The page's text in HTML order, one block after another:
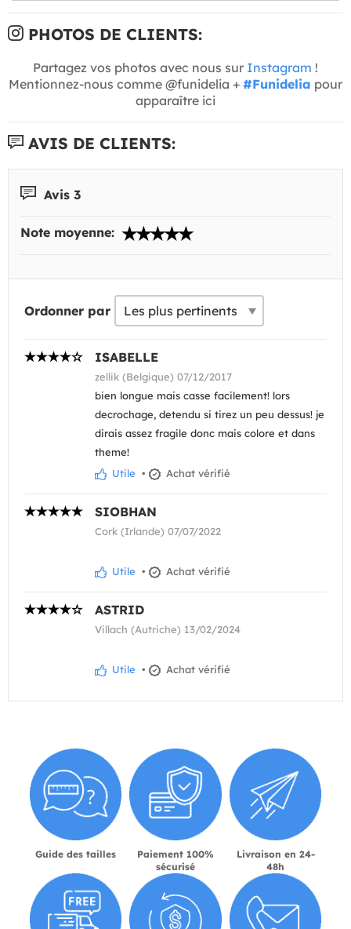
PHOTOS DE CLIENTS:
Partagez vos photos avec nous sur Instagram !
Mentionnez-nous comme @funidelia + #Funidelia pour
apparaître ici
AVIS DE CLIENTS:
Avis 3
Note moyenne:
Ordonner par
ISABELLE
zellik (Belgique) 07/12/2017
bien longue mais casse facilement! lors
decrochage, detendu si tirez un peu dessus! je
dirais assez fragile donc mais colore et dans
theme!
Utile • Achat vérifié
SIOBHAN
Cork (Irlande) 07/07/2022
Utile • Achat vérifié
ASTRID
Villach (Autriche) 13/02/2024
Utile • Achat vérifié
Guide des tailles
Paiement 100%
sécurisé
Livraison en 24-
48h